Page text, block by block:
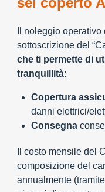
Il noleggio
sottoscrizione del
che ti permette di
tranquillità:
Copertura
danni elettrici/
Consegna
Il costo mensile del
composizione del
annualmente